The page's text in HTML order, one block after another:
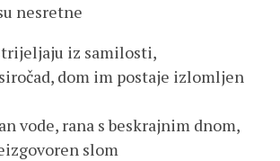
nesretne
iz samilosti,
dom im postaje izlomljen
vode, rana s beskrajnim dnom,
slom